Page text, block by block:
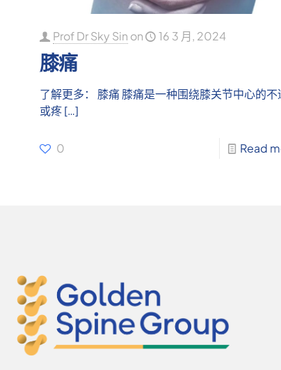
Prof Dr Sky Sin on 16 3 月, 2024
膝痛
了解更多： 膝痛 膝痛是一种围绕膝关节中心的不
或疼[…]
0 Read